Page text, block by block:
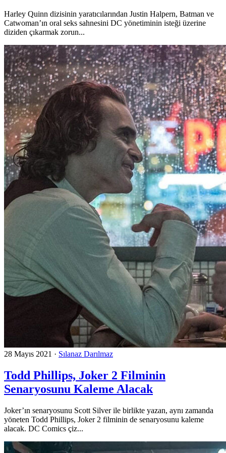
Harley Quinn dizisinin yaratıcılarından Justin Halpern, Batman ve
Catwoman’ın oral seks sahnesini DC yönetiminin isteği üzerine
diziden çıkarmak zorun...
28 Mayıs 2021 · Sılanaz Darılmaz
Todd Phillips, Joker 2 Filminin
Senaryosunu Kaleme Alacak
Joker’ın senaryosunu Scott Silver ile birlikte yazan, aynı zamanda
yöneten Todd Phillips, Joker 2 filminin de senaryosunu kaleme
alacak. DC Comics çiz...